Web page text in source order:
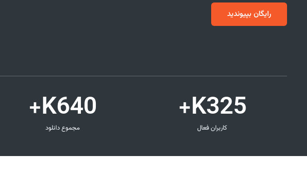
رایگان بپیوندید
کاربران فعال
325
K+
مجموع دانلود
640
K+